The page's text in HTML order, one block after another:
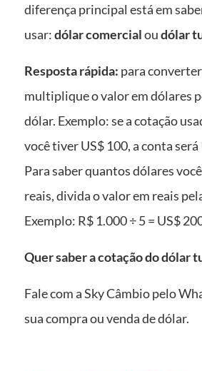
diferença principal está em
usar:dólar comercialoudólar
Resposta rápida: para
multiplique o valor em dólares
dólar. Exemplo: se a cotação
você tiver US$ 100, a conta será
Para saber quantos dólares
reais, divida o valor em reais
Exemplo: R$ 1.000 ÷ 5 = US$
Quer saber a cotação do dólar
Fale com a Sky Câmbio pelo
sua compra ou venda de dólar.